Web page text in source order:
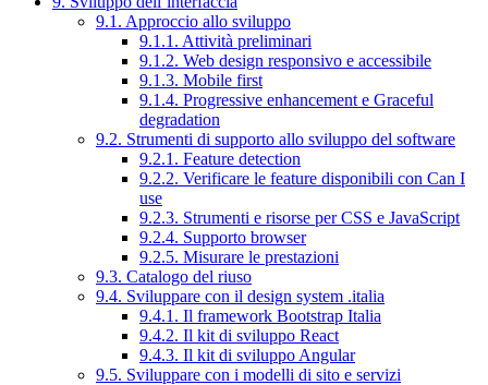
9.1. Approccio allo sviluppo
9.1.1. Attività preliminari
9.1.2. Web design responsivo e accessibile
9.1.3. Mobile first
9.1.4. Progressive enhancement e Graceful
degradation
9.2. Strumenti di supporto allo sviluppo del software
9.2.1. Feature detection
9.2.2. Verificare le feature disponibili con Can I
use
9.2.3. Strumenti e risorse per CSS e JavaScript
9.2.4. Supporto browser
9.2.5. Misurare le prestazioni
9.3. Catalogo del riuso
9.4. Sviluppare con il design system .italia
9.4.1. Il framework Bootstrap Italia
9.4.2. Il kit di sviluppo React
9.4.3. Il kit di sviluppo Angular
9.5. Sviluppare con i modelli di sito e servizi